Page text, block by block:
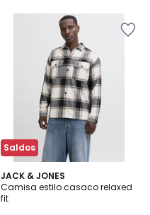
Saldos
JACK & JONES
Camisa estilo casaco relaxed
fit